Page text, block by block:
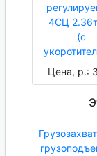
4СЦ
(с
Цена, р.: